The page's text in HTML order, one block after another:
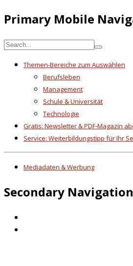
Primary Mobile
Themen-Bereiche zum Auswählen
Berufsleben
Management
Schule & Universität
Technologie
Gratis: Newsletter & PDF-Magazin
Service: Weiterbildungstipp für Ihr
Mediadaten & Werbung
Secondary Navigation